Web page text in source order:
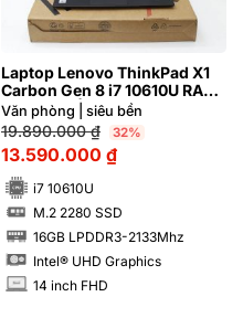
Laptop Lenovo ThinkPad X1
Carbon Gen 8 i7 10610U RAM
16GB FHD | Hàng xách tay
99%
Văn phòng | siêu bền
19.890.000₫ 32%
13.590.000 ₫
i7 10610U
SSD M.2 2280 SSD
16GB LPDDR3-2133Mhz
Intel® UHD Graphics
INCH 14 inch FHD